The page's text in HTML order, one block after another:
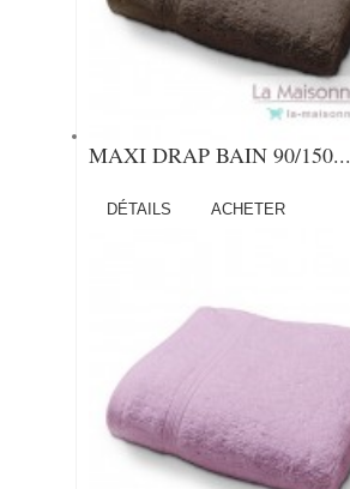
MAXI DRAP BAIN 90/150...
DÉTAILS ACHETER